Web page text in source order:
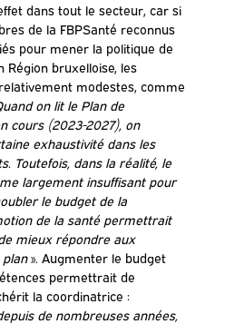
dans tout le secteur, car si
de la FBPSanté reconnus
pour mener la politique de
bruxelloise, les
modestes, comme
on lit le Plan de
cours (2023-2027), on
exhaustivité dans les
Toutefois, dans la réalité, le
largement insuffisant pour
le budget de la
de la santé permettrait
mieux répondre aux
». Augmenter le budget
permettrait de
la coordinatrice :
de nombreuses années,